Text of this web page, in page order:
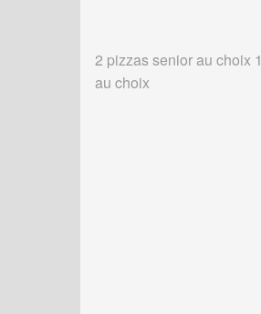
2 pizzas senior au choix
au choix